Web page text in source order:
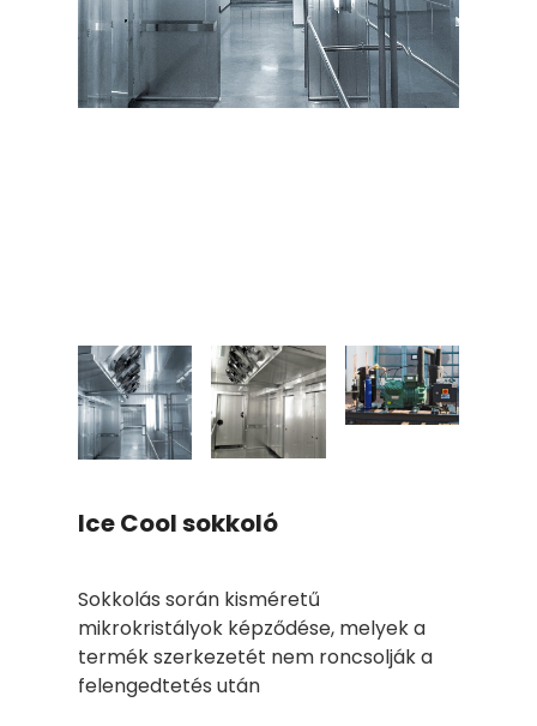
Szerviz
Kapcsolat
Ice Cool sokkoló
Sokkolás során kisméretű
mikrokristályok képződése, melyek a
termék szerkezetét nem roncsolják a
felengedtetés után